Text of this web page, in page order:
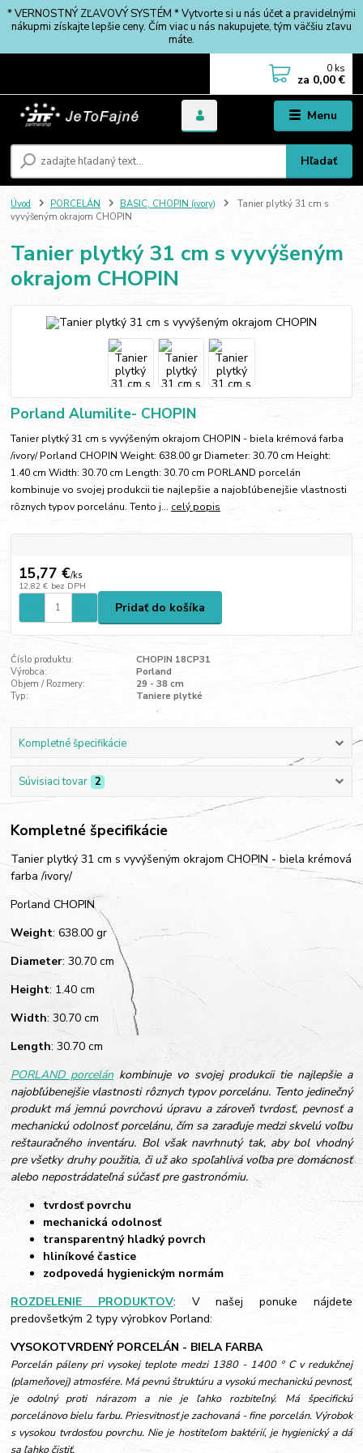
* VERNOSTNÝ ZĽAVOVÝ SYSTÉM * Vytvorte si u nás účet a pravidelnými
nákupmi získajte lepšie ceny. Čím viac u nás nakupujete, tým väčšiu zľavu
máte.
Menu
Hľadať
0 ks
za 0,00 €
Úvod PORCELÁN BASIC, CHOPIN (ivory)
Tanier plytký 31 cm s
vyvýšeným okrajom CHOPIN
Tanier plytký 31 cm s vyvýšeným
okrajom CHOPIN
Porland Alumilite- CHOPIN
Tanier plytký 31 cm s vyvýšeným okrajom CHOPIN - biela krémová farba
/ivory/ Porland CHOPIN Weight: 638.00 gr Diameter: 30.70 cm Height:
1.40 cm Width: 30.70 cm Length: 30.70 cm PORLAND porcelán
kombinuje vo svojej produkcii tie najlepšie a najobľúbenejšie vlastnosti
rôznych typov porcelánu. Tento j... celý popis
15,77 €/ks
12,82 € bez DPH
Pridať do košíka
Číslo produktu:
CHOPIN 18CP31
Výrobca:
Porland
Objem / Rozmery:
29 - 38 cm
Typ:
Taniere plytké
Kompletné špecifikácie
Súvisiaci tovar 2
Kompletné špecifikácie
Tanier plytký 31 cm s vyvýšeným okrajom CHOPIN - biela krémová
farba /ivory/
Porland CHOPIN
Weight: 638.00 gr
Diameter: 30.70 cm
Height: 1.40 cm
Width: 30.70 cm
Length: 30.70 cm
PORLAND porcelánkombinuje vo svojej produkcii tie najlepšie a
najobľúbenejšie vlastnosti rôznych typov porcelánu. Tento jedinečný
produkt má jemnú povrchovú úpravu a zároveň tvrdosť, pevnosť a
mechanickú odolnosť porcelánu, čím sa zaraďuje medzi skvelú voľbu
reštauračného inventáru. Bol však navrhnutý tak, aby bol vhodný
pre všetky druhy použitia, či už ako spoľahlivá voľba pre domácnosť
alebo nepostrádateľná súčasť pre gastronómiu.
tvrdosť povrchu
mechanická odolnosť
transparentný hladký povrch
hliníkové častice
zodpovedá hygienickým normám
ROZDELENIE PRODUKTOV: V našej ponuke nájdete
predovšetkým 2 typy výrobkov Porland:
VYSOKOTVRDENÝ PORCELÁN - BIELA FARBA
Porcelán páleny pri vysokej teplote medzi 1380 - 1400 ° C v redukčnej
(plameňovej) atmosfére. Má pevnú štruktúru a vysokú mechanickú pevnosť,
je odolný proti nárazom a nie je ľahko rozbiteľný. Má špecifickú
porcelánovo bielu farbu. Priesvitnosť je zachovaná - fine porcelán. Výrobok
s vysokou tvrdosťou povrchu. Nie je hostiteľom baktérií, je hygienický a dá
sa ľahko čistiť.